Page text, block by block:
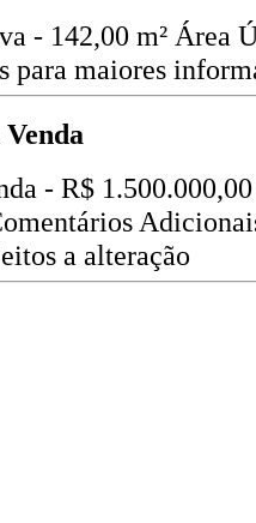
- 142,00 m² Área
para maiores
- R$ 1.500.000,00
a alteração